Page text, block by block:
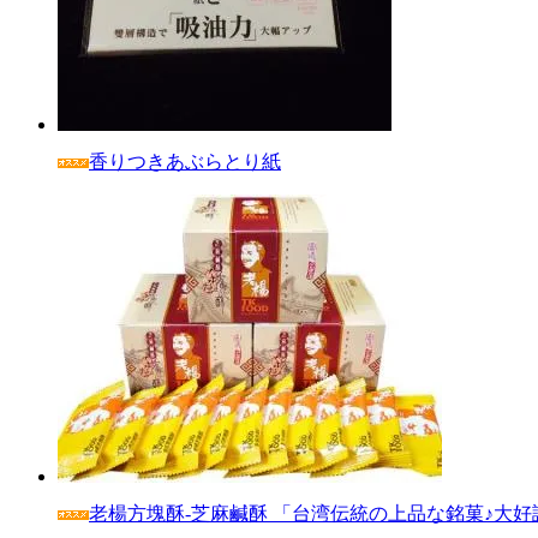
香りつきあぶらとり紙
老楊方塊酥‐芝麻鹹酥 「台湾伝統の上品な銘菓♪大好